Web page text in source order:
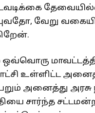
வேறு
ஒவ்வொரு
உள்ளிட்ட
அனைத்து அரசு
சார்ந்த